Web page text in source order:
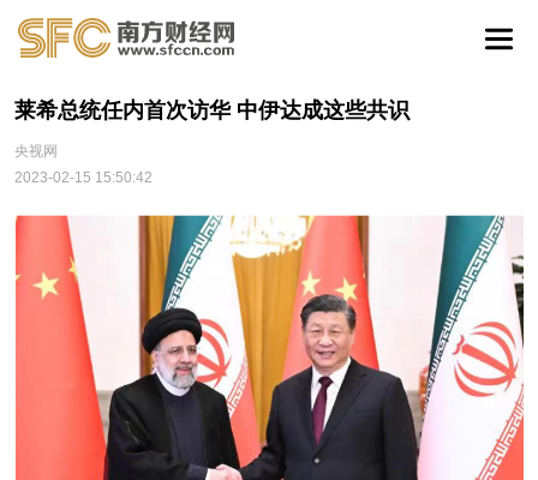
莱希总统任内首次访华 中伊达成这些共识
央视网
2023-02-15 15:50:42